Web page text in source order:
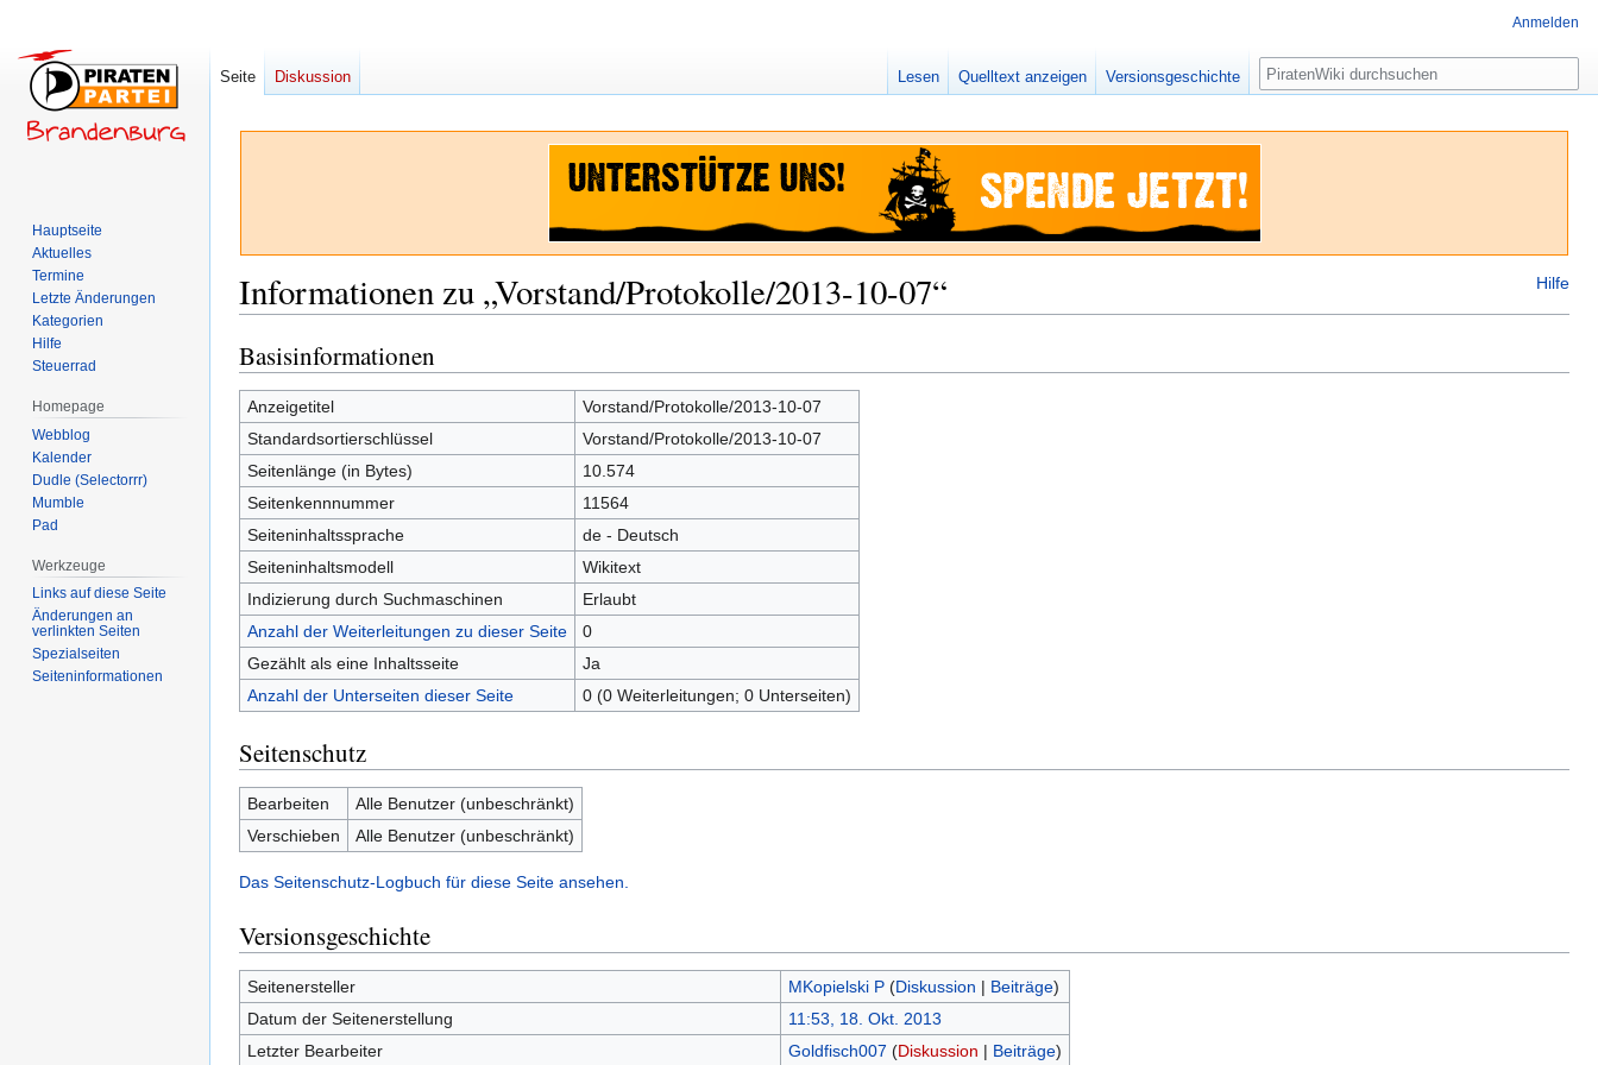
Hilfe
Informationen zu „Vorstand/Protokolle/2013-10-07“
Zur
Navigation
springen
Zur
Suche
springen
Basisinformationen
Anzeigetitel
Vorstand/Protokolle/2013-10-07
Standardsortierschlüssel
Vorstand/Protokolle/2013-10-07
Seitenlänge (in Bytes)
10.574
Seitenkennnummer
11564
Seiteninhaltssprache
de - Deutsch
Seiteninhaltsmodell
Wikitext
Indizierung durch Suchmaschinen
Erlaubt
Anzahl der Weiterleitungen zu dieser Seite
0
Gezählt als eine Inhaltsseite
Ja
Anzahl der Unterseiten dieser Seite
0 (0 Weiterleitungen; 0 Unterseiten)
Seitenschutz
Bearbeiten
Alle Benutzer (unbeschränkt)
Verschieben
Alle Benutzer (unbeschränkt)
Das Seitenschutz-Logbuch für diese Seite ansehen.
Versionsgeschichte
Seitenersteller MKopielski P (Diskussion | Beiträge)
Datum der Seitenerstellung
11:53, 18. Okt. 2013
Letzter Bearbeiter
Goldfisch007 (Diskussion | Beiträge)
Anmelden
Seite Diskussion Lesen Quelltext anzeigen Versionsgeschichte Suche
Hauptseite
Aktuelles
Termine
Letzte Änderungen
Kategorien
Hilfe
Steuerrad
Homepage
Webblog
Kalender
Dudle (Selectorrr)
Mumble
Pad
Werkzeuge
Links auf diese Seite
Änderungen an
verlinkten Seiten
Spezialseiten
Seiten­­informationen